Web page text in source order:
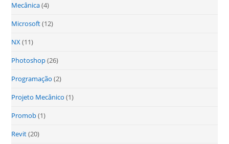
Mecânica(4)
Microsoft(12)
NX(11)
Photoshop(26)
Programação (2)
Projeto Mecânico (1)
Promob(1)
Revit(20)